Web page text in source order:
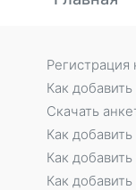
Регистрация
Как
Скачать
Как добавить
Как добавить
Как